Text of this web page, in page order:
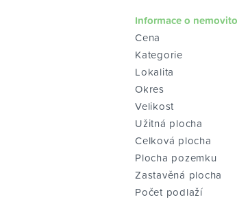
Informace o
Cena
Kategorie
Lokalita
Okres
Velikost
Užitná plocha
Celková plocha
Plocha pozemku
Zastavěná plocha
Počet podlaží